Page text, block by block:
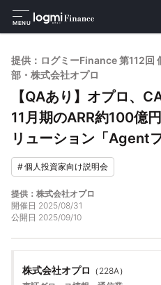
MENU
提供：ログミーFinance 第112回
部・株式会社オプロ
【QAあり】オプロ、
11月期のARR約100億
リューション「Agent
#個人投資家向け説明会
提供：株式会社オプロ
開催日 2025/08/31
公開日 2025/09/10
株式会社オプロ （ 228A）